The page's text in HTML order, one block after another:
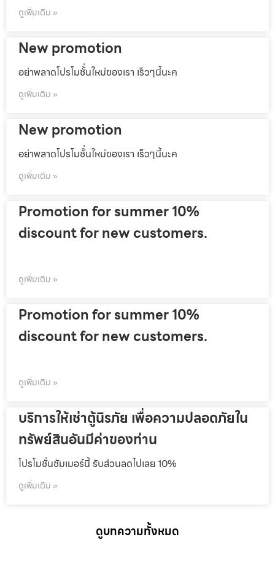
ดูเพิ่มเติม »
New promotion
อย่าพลาดโปรโมชั้่นใหม่ของเรา เร็วๆนี้นะค
ดูเพิ่มเติม »
New promotion
อย่าพลาดโปรโมชั้่นใหม่ของเรา เร็วๆนี้นะค
ดูเพิ่มเติม »
Promotion for summer 10%
discount for new customers.
ดูเพิ่มเติม »
Promotion for summer 10%
discount for new customers.
ดูเพิ่มเติม »
บริการให้เช่าตู้นิรภัย เพื่อความปลอดภัยใน
ทรัพย์สินอันมีค่าของท่าน
โปรโมชั่นชัมเมอร์นี้ รับส่วนลดไปเลย 10%
ดูเพิ่มเติม »
ดูบทความทั้งหมด